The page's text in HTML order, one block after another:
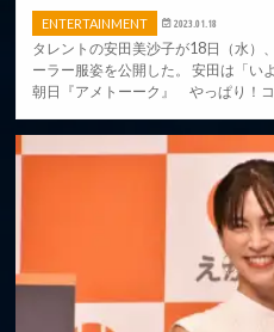
ENTERTAINMENT 2023.01.18
タレントの安田美沙子が18日（水）
ーラー服姿を公開した。 安田は「
朝日『アメトーーク』 やっぱり！